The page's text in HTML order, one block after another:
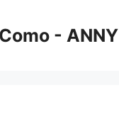
- ANNY